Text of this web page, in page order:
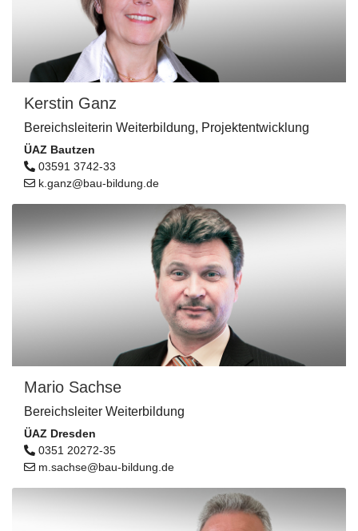
Kerstin Ganz
Bereichsleiterin Weiterbildung, Projektentwicklung
ÜAZ Bautzen
03591 3742-33
k.ganz@bau-bildung.de
Mario Sachse
Bereichsleiter Weiterbildung
ÜAZ Dresden
0351 20272-35
m.sachse@bau-bildung.de